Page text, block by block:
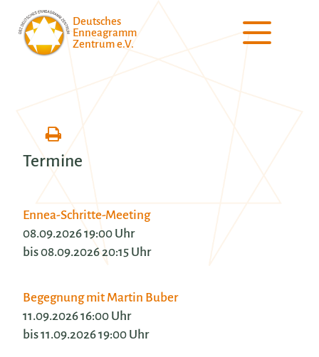
Deutsches
Enneagramm
Zentrum e.V.
Termine
Ennea-Schritte-Meeting
08.09.2026 19:00 Uhr
bis 08.09.2026 20:15 Uhr
Begegnung mit Martin Buber
11.09.2026 16:00 Uhr
bis 11.09.2026 19:00 Uhr